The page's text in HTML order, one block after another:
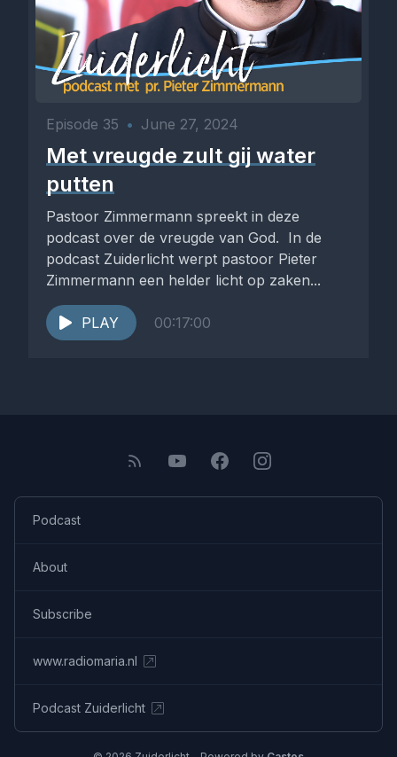
Episode 35 • June 27, 2024
Met vreugde zult gij water
putten
Pastoor Zimmermann spreekt in deze
podcast over de vreugde van God. In de
podcast Zuiderlicht werpt pastoor Pieter
Zimmermann een helder licht op zaken...
PLAY 00:17:00
Podcast
About
Subscribe
www.radiomaria.nl
Podcast Zuiderlicht